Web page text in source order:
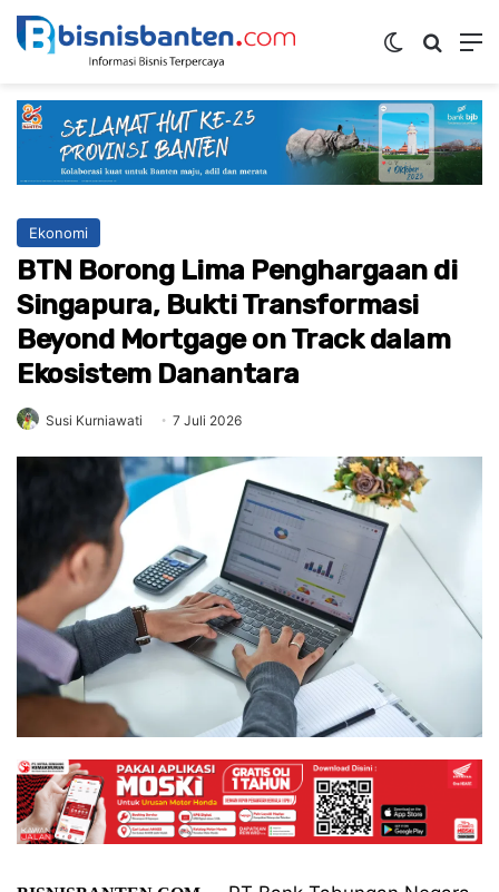
Switch skin
Ekonomi
BTN Borong Lima Penghargaan di
Singapura, Bukti Transformasi
Beyond Mortgage on Track dalam
Ekosistem Danantara
Susi Kurniawati 7 Juli 2026